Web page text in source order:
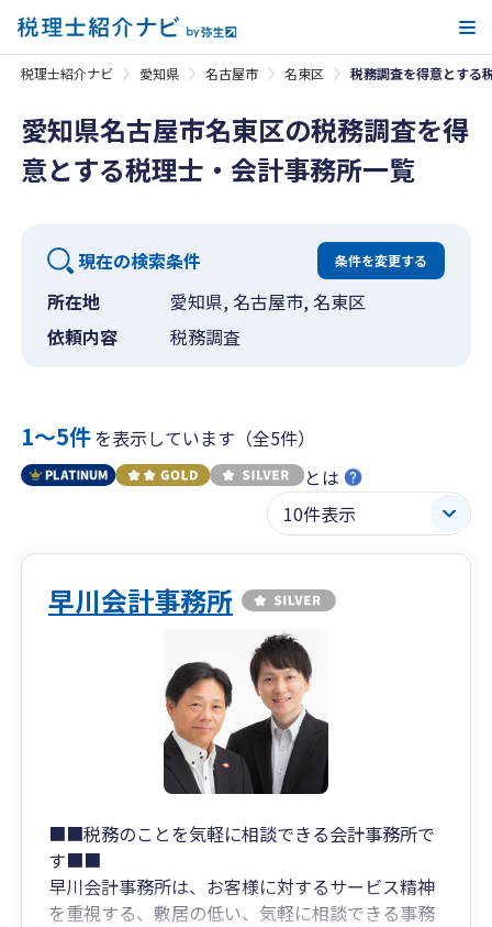
税理士紹介ナビ 愛知県 名古屋市 名東区 税務調査を得意とする
愛知県名古屋市名東区の税務調査を得
意とする税理士・会計事務所一覧
現在の検索条件 条件を変更する
所在地
愛知県, 名古屋市, 名東区
依頼内容
税務調査
1〜5件を表示しています（全5件）
とは
早川会計事務所
■■税務のことを気軽に相談できる会計事務所で
す■■
早川会計事務所は、お客様に対するサービス精神
を重視する、敷居の低い、気軽に相談できる事務